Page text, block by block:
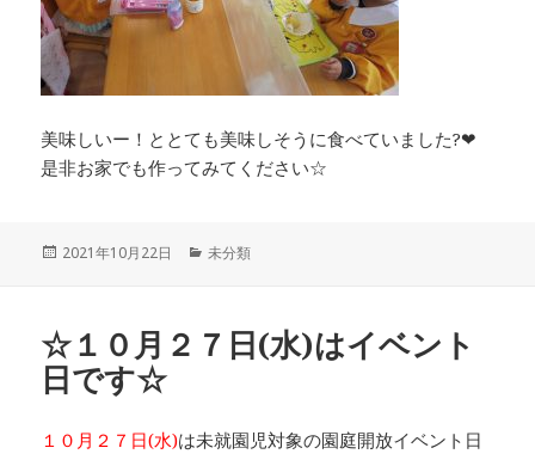
美味しいー！ととても美味しそうに食べていました?❤
是非お家でも作ってみてください☆
投
2021年10月22日
カ
ー
未分類
☆１０月２７日(水)はイベント
日です☆
１０月２７日(水)は未就園児対象の園庭開放イベント日